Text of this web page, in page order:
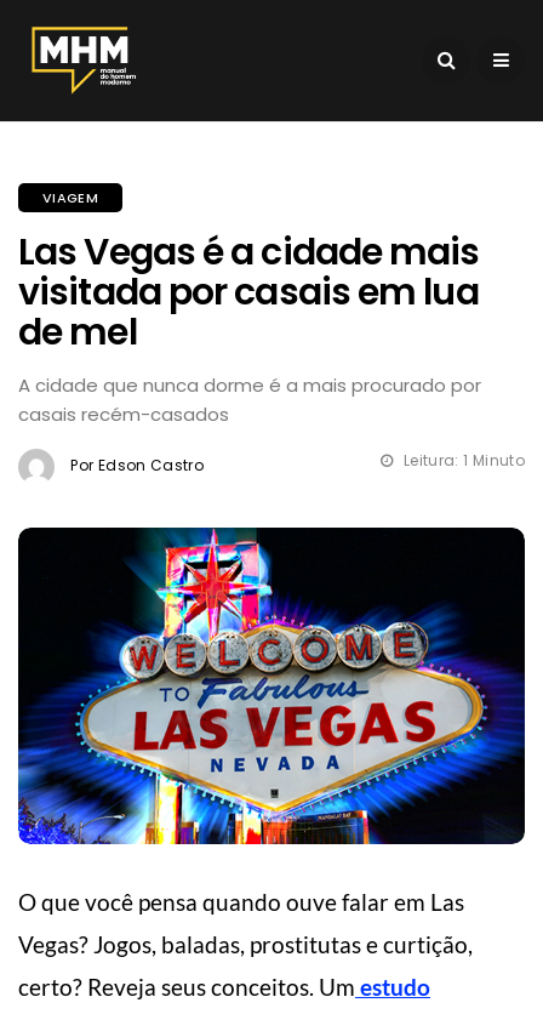
VIAGEM
Las Vegas é a cidade mais
visitada por casais em lua
de mel
A cidade que nunca dorme é a mais procurado por
casais recém-casados
Por Edson Castro Leitura: 1 Minuto
O que você pensa quando ouve falar em Las
Vegas? Jogos, baladas, prostitutas e curtição,
certo? Reveja seus conceitos. Um estudo